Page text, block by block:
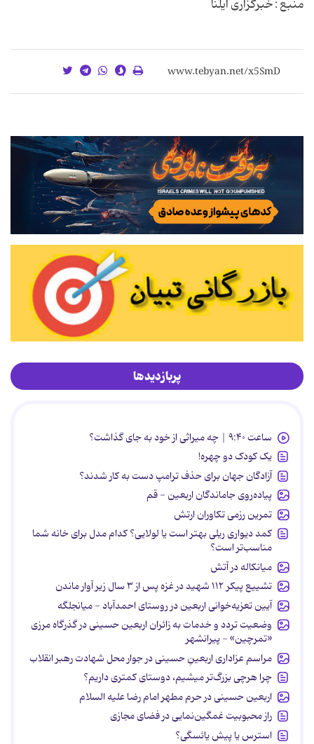
منبع : خبرگزاری ایلنا
پربازدیدها
ساعت ۹:۴۰ | چه میراثی از خود به جای گذاشت؟
یک کودک دو چهره!
آزادگان جهان برای حذف ترامپ دست به کار شدند؟
پیاده‌روی جاماندگان اربعین - قم
تمرین رزمی تکاوران ارتش
کمد دیواری ریلی بهتر است یا لولایی؟ کدام مدل برای خانه شما
مناسب‌تر است؟
میانکاله در آتش
تشییع پیکر ۱۱۲ شهید در غزه پس از ۳ سال زیر آوار ماندن
آیین تعزیه‌خوانی اربعین در روستای احمدآباد - میانجلگه
وضعیت تردد و خدمات به زائران اربعین حسینی در گذرگاه مرزی
«تمرچین» - پیرانشهر
مراسم عزاداری اربعینِ حسینی در جوار محل شهادت رهبر انقلاب
چرا هرچی بزرگ‌تر میشیم، دوستای کمتری داریم؟
اربعین حسینی در حرم مطهر امام رضا علیه السلام
راز محبوبیت غمگین‌نمایی در فضای مجازی
استرس یا پیش یائسگی؟